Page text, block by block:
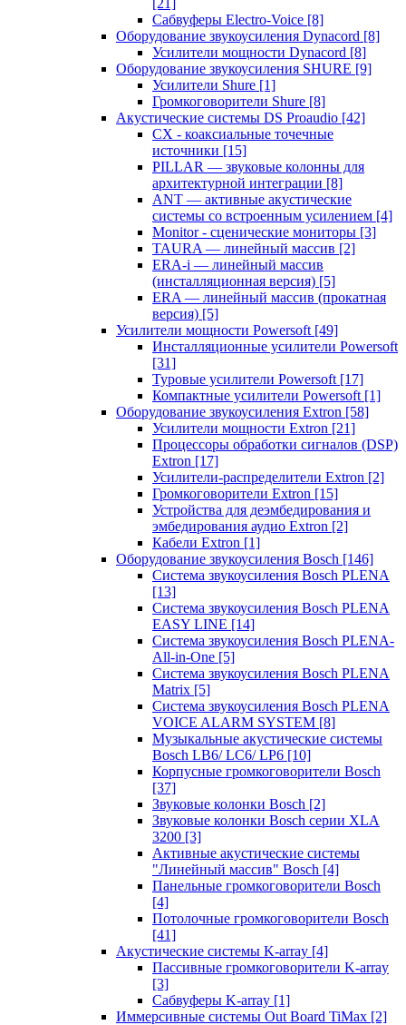
[21]
Сабвуферы Electro-Voice [8]
Оборудование звукоусиления Dynacord [8]
Усилители мощности Dynacord [8]
Оборудование звукоусиления SHURE [9]
Усилители Shure [1]
Громкоговорители Shure [8]
Акустические системы DS Proaudio [42]
CX - коаксиальные точечные
источники [15]
PILLAR — звуковые колонны для
архитектурной интеграции [8]
ANT — активные акустические
системы со встроенным усилением [4]
Monitor - сценические мониторы [3]
TAURA — линейный массив [2]
ERA-i — линейный массив
(инсталляционная версия) [5]
ERA — линейный массив (прокатная
версия) [5]
Усилители мощности Powersoft [49]
Инсталляционные усилители Powersoft
[31]
Туровые усилители Powersoft [17]
Компактные усилители Powersoft [1]
Оборудование звукоусиления Extron [58]
Усилители мощности Extron [21]
Процессоры обработки сигналов (DSP)
Extron [17]
Усилители-распределители Extron [2]
Громкоговорители Extron [15]
Устройства для деэмбедирования и
эмбедирования аудио Extron [2]
Кабели Extron [1]
Оборудование звукоусиления Bosch [146]
Система звукоусиления Bosch PLENA
[13]
Система звукоусиления Bosch PLENA
EASY LINE [14]
Система звукоусиления Bosch PLENA-
All-in-One [5]
Система звукоусиления Bosch PLENA
Matrix [5]
Система звукоусиления Bosch PLENA
VOICE ALARM SYSTEM [8]
Музыкальные акустические системы
Bosch LB6/ LC6/ LP6 [10]
Корпусные громкоговорители Bosch
[37]
Звуковые колонки Bosch [2]
Звуковые колонки Bosch серии XLA
3200 [3]
Активные акустические системы
"Линейный массив" Bosch [4]
Панельные громкоговорители Bosch
[4]
Потолочные громкоговорители Bosch
[41]
Акустические системы K-array [4]
Пассивные громкоговорители K-array
[3]
Сабвуферы K-array [1]
Иммерсивные системы Out Board TiMax [2]